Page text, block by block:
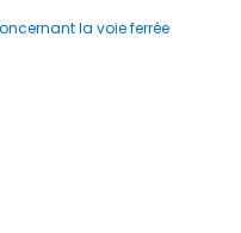
la voie ferrée